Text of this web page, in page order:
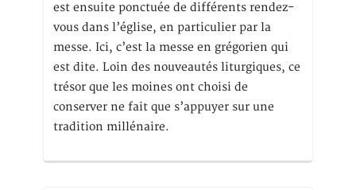
est ensuite ponctuée de différents rendez-
vous dans l’église, en particulier par la
messe. Ici, c’est la messe en grégorien qui
est dite. Loin des nouveautés liturgiques, ce
trésor que les moines ont choisi de
conserver ne fait que s’appuyer sur une
tradition millénaire.